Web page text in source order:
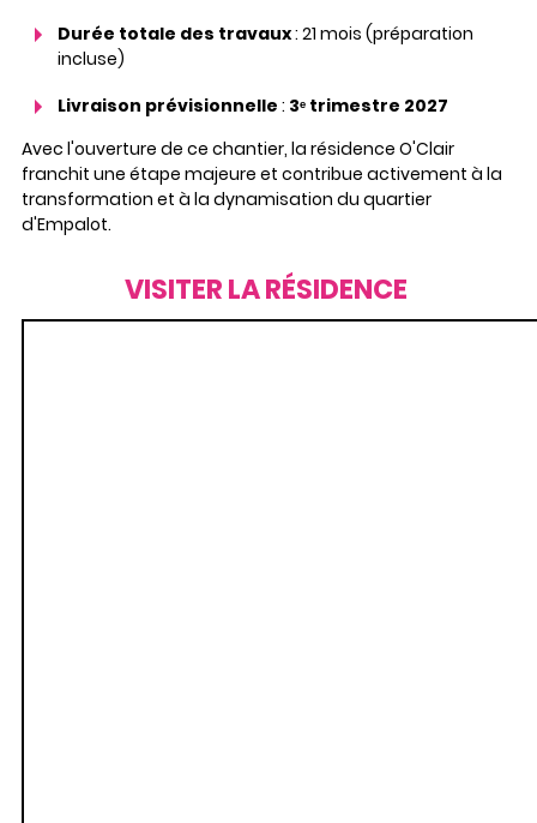
Durée totale des travaux: 21 mois (préparation
incluse)
Livraison prévisionnelle : 3ᵉ trimestre 2027
Avec l'ouverture de ce chantier, la résidence O'Clair
franchit une étape majeure et contribue activement à la
transformation et à la dynamisation du quartier
d'Empalot.
VISITER LA RÉSIDENCE